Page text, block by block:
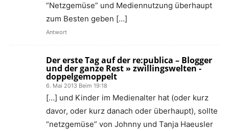
“Netzgemüse” und Mediennutzung überhaupt
zum Besten geben […]
Antwort
Der erste Tag auf der re:publica – Blogger
und der ganze Rest » zwillingswelten -
doppelgemoppelt
6. Mai 2013 Beim 19:18
[…] und Kinder im Medienalter hat (oder kurz
davor, oder kurz danach oder überhaupt), sollte
“netzgemüse” von Johnny und Tanja Haeusler